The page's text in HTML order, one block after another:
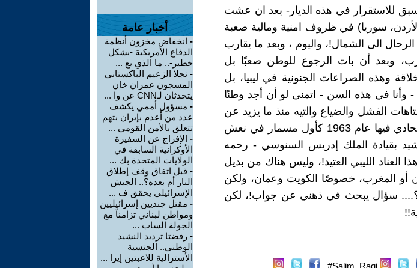
للاستقرار في هذه الديار- بعد ان عشت
سوريا) في ظروف امنية ومالية صعبة
الى الشمال!، واليوم ، وبعد ما يقارب
وبعد أن بات الرجوع للوطن صعبًا بل
وهذه الصراعات الجنونية في ليبيا، بل
وأنا في هذه السن - اتمنى لو أن أجد وطنًا
الفشل والضياع والتيه منذ ما يزيد عن
خمسين سنة!!، أي منذ الغاء النظام الإتحادي فيها عام 1963 كأول مسمار في نعش
بقيادة الملك إدريس السنوسي - رحمه
العناد الليبي العتيد!، وليس هناك من بديل
أو المغرب، خصوصًا الكويت وعمان، ولكن
سؤال يبحث في ذهني عن جواب!، لكن
Salim_Ragi#
أخبار عامة
- انخفاض مخزون أنظمة
الدفاع الأمريكية -بشكل
خطير-.. ما الذي يع ...
- نجلا الزعيم الباكستاني
المسجون عمران خان
يتحدثان لـCNN عن وا ...
- مسؤول أممي يكشف
عدد من أعدم بإيران بتهم
تتعلق بالأمن القومي ...
- الإفراج عن السفيرة
الأوكرانية السابقة في
الولايات المتحدة بك ...
- قبل اتفاق وقف إطلاق
النار أم بعده؟.. الجيش
الإسرائيلي يحقق ف ...
- مقتل جنديين إسرائيليين
ومواطن لبناني تزامناً مع
الجولة الساب ...
- رفضتا ترديد النشيد
الوطني.. الجنسية
الأسترالية للاعبتين إيرا ...